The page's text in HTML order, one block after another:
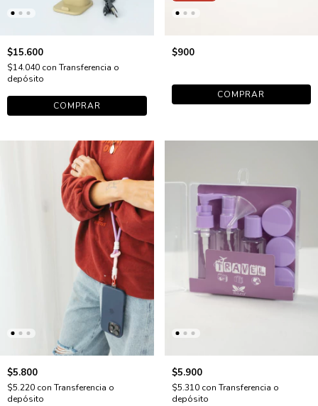
$15.600
$14.040 con Transferencia o
depósito
COMPRAR
$900
COMPRAR
$5.800
$5.220 con Transferencia o
depósito
$5.900
$5.310 con Transferencia o
depósito